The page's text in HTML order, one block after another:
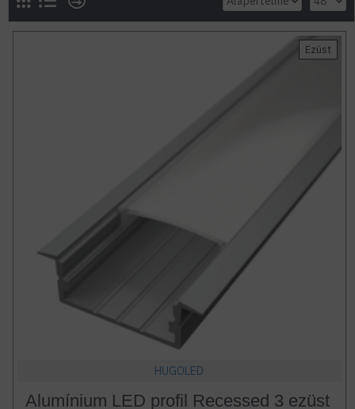
Ezüst
HUGOLED
Alumínium LED profil Recessed 3 ezüst